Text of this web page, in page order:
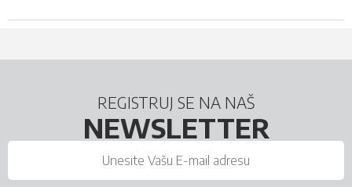
REGISTRUJ SE NA NAŠ
NEWSLETTER